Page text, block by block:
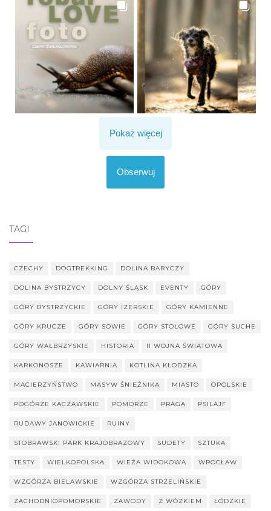
Pokaż więcej
Obserwuj
TAGI
CZECHY DOGTREKKING DOLINA BARYCZY
DOLINA BYSTRZYCY DOLNY ŚLĄSK EVENTY GÓRY
GÓRY BYSTRZYCKIE GÓRY IZERSKIE GÓRY KAMIENNE
GÓRY KRUCZE GÓRY SOWIE GÓRY STOŁOWE GÓRY SUCHE
GÓRY WAŁBRZYSKIE HISTORIA II WOJNA ŚWIATOWA
KARKONOSZE KAWIARNIA KOTLINA KŁODZKA
MACIERZYŃSTWO MASYW ŚNIEŻNIKA MIASTO OPOLSKIE
POGÓRZE KACZAWSKIE POMORZE PRAGA PSILAJF
RUDAWY JANOWICKIE RUINY
STOBRAWSKI PARK KRAJOBRAZOWY SUDETY SZTUKA
TESTY WIELKOPOLSKA WIEŻA WIDOKOWA WROCŁAW
WZGÓRZA BIELAWSKIE WZGÓRZA STRZELIŃSKIE
ZACHODNIOPOMORSKIE ZAWODY Z WÓZKIEM ŁÓDZKIE